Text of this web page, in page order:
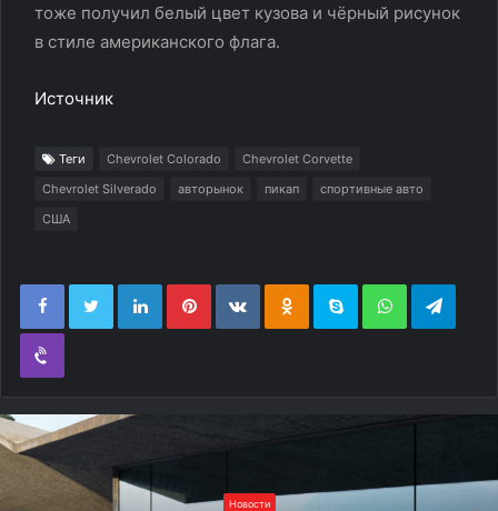
тоже получил белый цвет кузова и чёрный рисунок
в стиле американского флага.
Источник
Теги Chevrolet Colorado
Chevrolet Corvette
Chevrolet Silverado
авторынок пикап
спортивные авто
США
LinkedInPinterestВконтактеОдноклассники
Skype WhatsApp
Viber
Новости